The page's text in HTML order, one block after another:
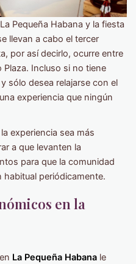
Pequeña Habana y la fiesta
llevan a cabo el tercer
por así decirlo, ocurre entre
Plaza. Incluso si no tiene
sólo desea relajarse con el
experiencia que ningún
experiencia sea más
a que levanten la
para que la comunidad
habitual periódicamente.
en la
La Pequeña Habana le